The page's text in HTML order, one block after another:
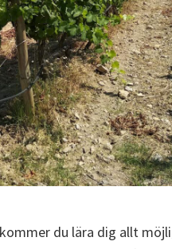
du lära dig allt